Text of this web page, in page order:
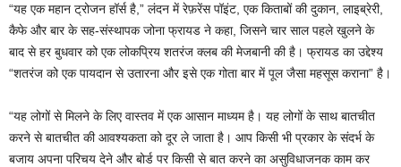
“यह एक महान ट्रोजन हॉर्स है,” लंदन में रेफ़रेंस पॉइंट, एक किताबों की दुकान, लाइब्रेरी,
कैफे और बार के सह-संस्थापक जोना फ्रायड ने कहा, जिसने चार साल पहले खुलने के
बाद से हर बुधवार को एक लोकप्रिय शतरंज क्लब की मेजबानी की है। फ्रायड का उद्देश्य
“शतरंज को एक पायदान से उतारना और इसे एक गोता बार में पूल जैसा महसूस कराना” है।
“यह लोगों से मिलने के लिए वास्तव में एक आसान माध्यम है। यह लोगों के साथ बातचीत
करने से बातचीत की आवश्यकता को दूर ले जाता है। आप किसी भी प्रकार के संदर्भ के
बजाय अपना परिचय देने और बोर्ड पर किसी से बात करने का असुविधाजनक काम कर